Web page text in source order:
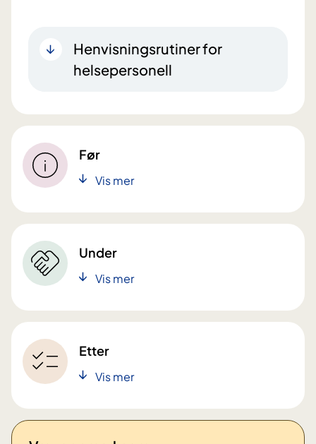
Henvisningsrutiner for
helsepersonell
Før
Vis mer
Under
Vis mer
Etter
Vis mer